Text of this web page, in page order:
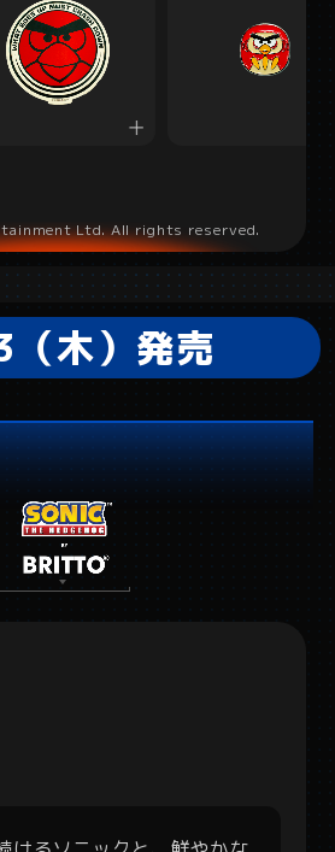
Ltd. All rights reserved.
木）発売